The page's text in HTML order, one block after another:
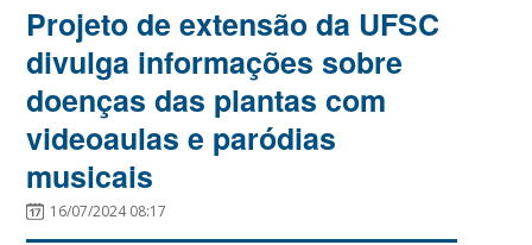
Projeto de extensão da UFSC
divulga informações sobre
doenças das plantas com
videoaulas e paródias
musicais
16/07/2024 08:17